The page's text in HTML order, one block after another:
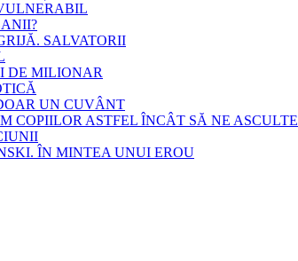
SALVATORII
DE MILIONAR
UN CUVÂNT
COPIILOR ASTFEL ÎNCÂT SĂ NE ASCULTE
ÎN MINTEA UNUI EROU